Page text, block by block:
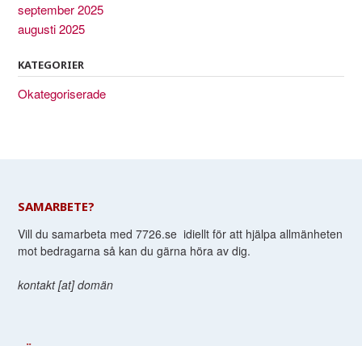
september 2025
augusti 2025
KATEGORIER
Okategoriserade
SAMARBETE?
Vill du samarbeta med 7726.se idiellt för att hjälpa allmänheten
mot bedragarna så kan du gärna höra av dig.
kontakt [at] domän